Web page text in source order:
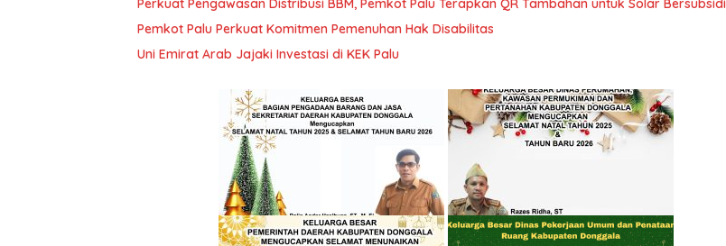
Perkuat Pengawasan Distribusi BBM, Pemkot Palu Terapkan QR Tambahan untuk Solar Bersubsidi
Pemkot Palu Perkuat Komitmen Pemenuhan Hak Disabilitas
Uni Emirat Arab Jajaki Investasi di KEK Palu